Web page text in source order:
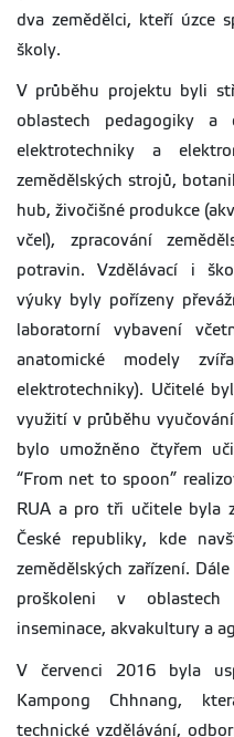
dva zemědělci, kteří úzce
školy.
V průběhu projektu byli
oblastech pedagogiky a
elektrotechniky a
zemědělských strojů,
hub, živočišné produkce
včel), zpracování
potravin. Vzdělávací i
výuky byly pořízeny
laboratorní vybavení
anatomické modely
elektrotechniky). Učitelé
využití v průběhu
bylo umožněno čtyřem
“From net to spoon”
RUA a pro tři učitele byla
České republiky, kde
zemědělských zařízení.
proškoleni v oblastech
inseminace, akvakultury a
V červenci 2016 byla
Kampong Chhnang,
technické vzdělávání,